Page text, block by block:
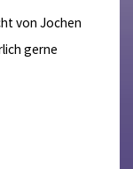
von Jochen
gerne